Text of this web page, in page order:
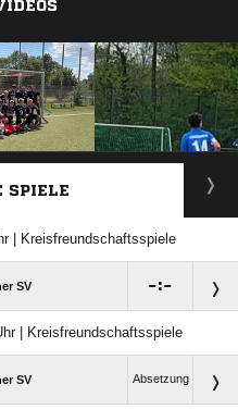
SPIELE
| Kreisfreundschaftsspiele
SV :
| Kreisfreundschaftsspiele
SV Absetzung